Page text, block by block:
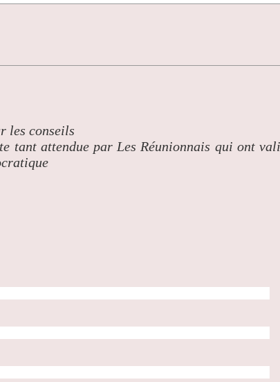
les conseils
tant attendue par Les Réunionnais qui ont